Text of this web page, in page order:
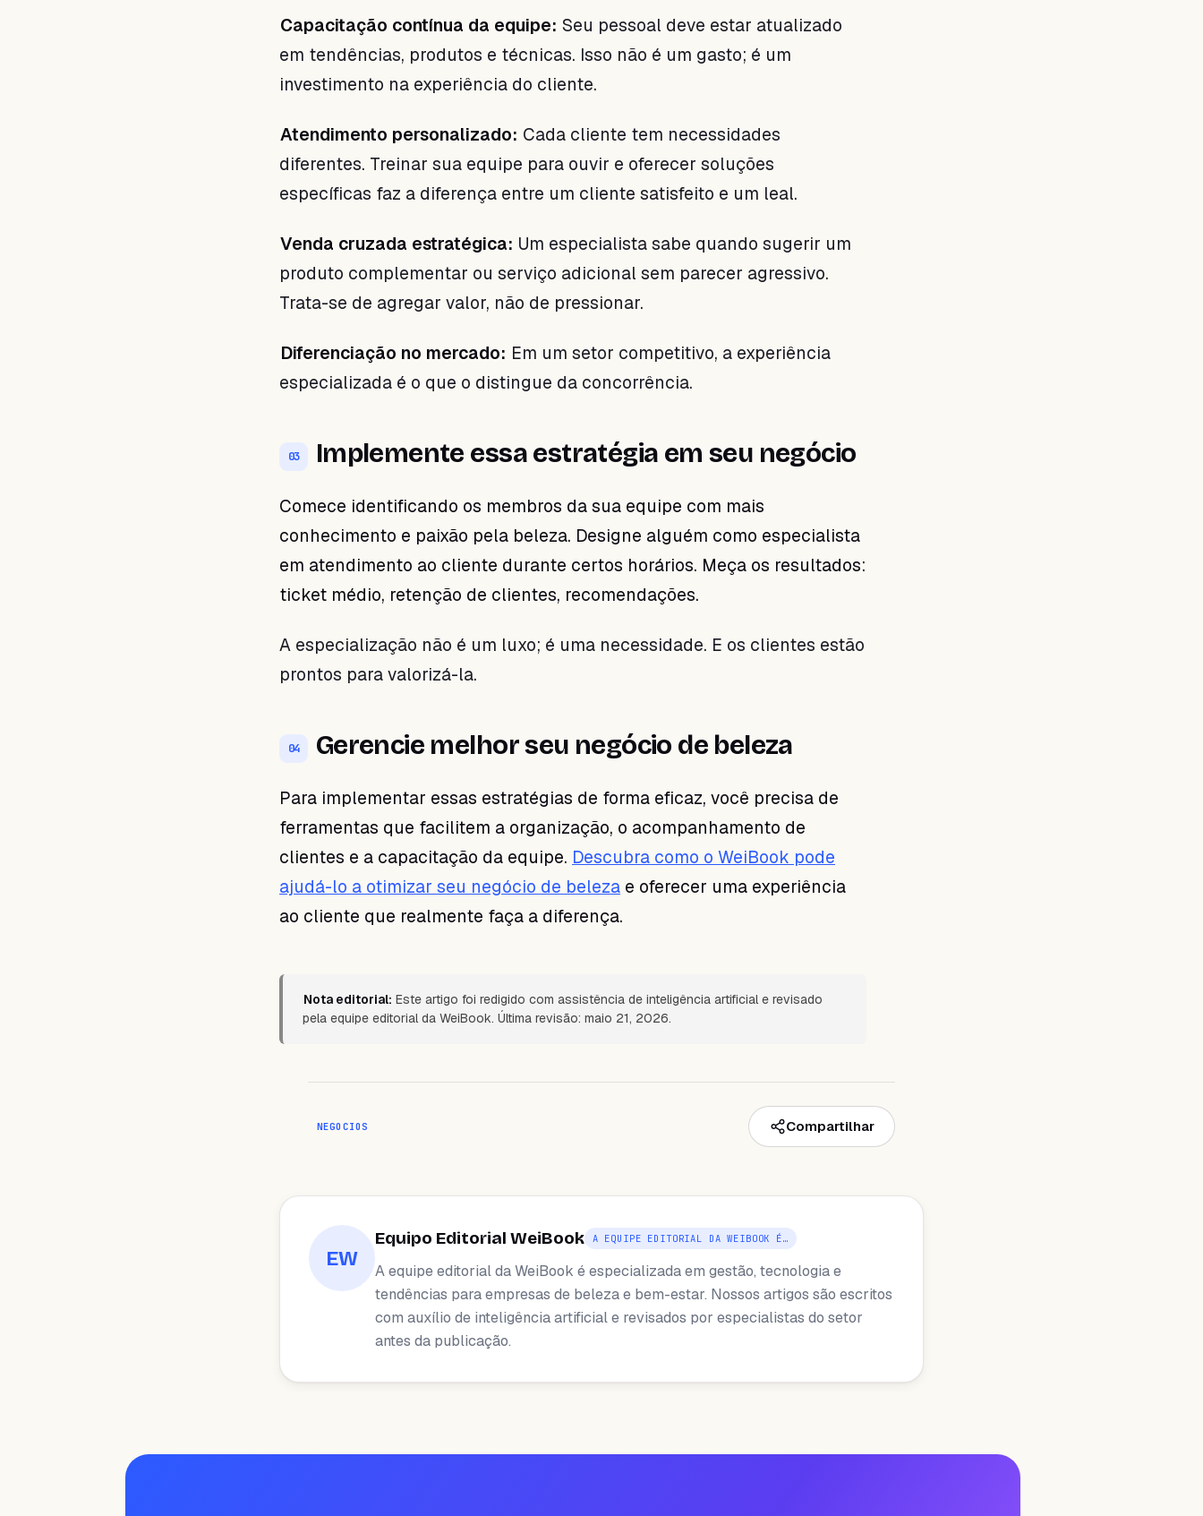
Capacitação contínua da equipe: Seu pessoal deve estar atualizado
em tendências, produtos e técnicas. Isso não é um gasto; é um
investimento na experiência do cliente.
Atendimento personalizado: Cada cliente tem necessidades
diferentes. Treinar sua equipe para ouvir e oferecer soluções
específicas faz a diferença entre um cliente satisfeito e um leal.
Venda cruzada estratégica: Um especialista sabe quando sugerir um
produto complementar ou serviço adicional sem parecer agressivo.
Trata-se de agregar valor, não de pressionar.
Diferenciação no mercado: Em um setor competitivo, a experiência
especializada é o que o distingue da concorrência.
03 Implemente essa estratégia em seu negócio
Comece identificando os membros da sua equipe com mais
conhecimento e paixão pela beleza. Designe alguém como especialista
em atendimento ao cliente durante certos horários. Meça os resultados:
ticket médio, retenção de clientes, recomendações.
A especialização não é um luxo; é uma necessidade. E os clientes estão
prontos para valorizá-la.
04 Gerencie melhor seu negócio de beleza
Para implementar essas estratégias de forma eficaz, você precisa de
ferramentas que facilitem a organização, o acompanhamento de
clientes e a capacitação da equipe. Descubra como o WeiBook pode
ajudá-lo a otimizar seu negócio de beleza e oferecer uma experiência
ao cliente que realmente faça a diferença.
Nota editorial: Este artigo foi redigido com assistência de inteligência artificial e revisado
pela equipe editorial da WeiBook. Última revisão: maio 21, 2026.
NEGOCIOS Compartilhar
EW
Equipo Editorial WeiBook A EQUIPE EDITORIAL DA WEIBOOK É…
A equipe editorial da WeiBook é especializada em gestão, tecnologia e
tendências para empresas de beleza e bem-estar. Nossos artigos são escritos
com auxílio de inteligência artificial e revisados ​​por especialistas do setor
antes da publicação.